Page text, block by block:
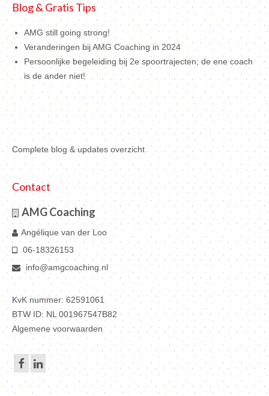
Blog & Gratis Tips
AMG still going strong!
Veranderingen bij AMG Coaching in 2024
Persoonlijke begeleiding bij 2e spoortrajecten; de ene coach
is de ander niet!
Complete blog & updates overzicht
Contact
AMG Coaching
Angélique van der Loo
06-18326153
info@amgcoaching.nl
KvK nummer: 62591061
BTW ID: NL 001967547B82
Algemene voorwaarden